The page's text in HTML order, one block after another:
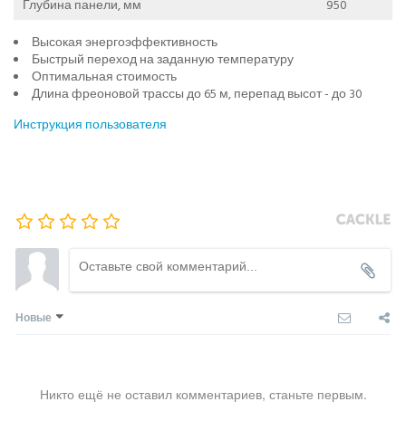
Глубина панели, мм
950
Высокая энергоэффективность
Быстрый переход на заданную температуру
Оптимальная стоимость
Длина фреоновой трассы до 65 м, перепад высот - до 30
Инструкция пользователя
Новые
Никто ещё не оставил комментариев, станьте первым.